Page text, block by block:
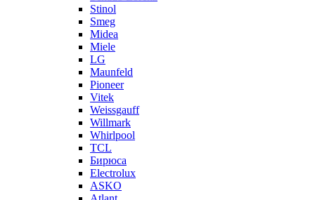
Stinol
Smeg
Midea
Miele
LG
Maunfeld
Pioneer
Vitek
Weissgauff
Willmark
Whirlpool
TCL
Бирюса
Electrolux
ASKO